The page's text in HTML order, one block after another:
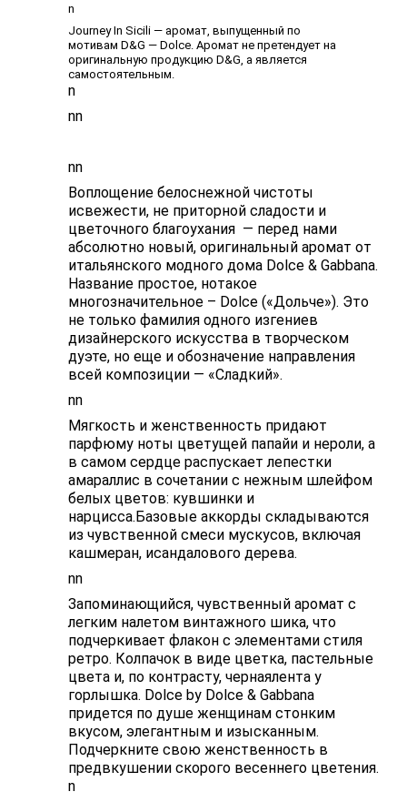
n
Journey In Sicili — аромат, выпущенный по
мотивам D&G — Dolce. Аромат не претендует на
оригинальную продукцию D&G, а является
самостоятельным.
n
nn
nn
Воплощение белоснежной чистоты
исвежести, не приторной сладости и
цветочного благоухания — перед нами
абсолютно новый, оригинальный аромат от
итальянского модного дома Dolce & Gabbana.
Название простое, нотакое
многозначительное – Dolce («Дольче»). Это
не только фамилия одного изгениев
дизайнерского искусства в творческом
дуэте, но еще и обозначение направления
всей композиции — «Сладкий».
nn
Мягкость и женственность придают
парфюму ноты цветущей папайи и нероли, а
в самом сердце распускает лепестки
амараллис в сочетании с нежным шлейфом
белых цветов: кувшинки и
нарцисса.Базовые аккорды складываются
из чувственной смеси мускусов, включая
кашмеран, исандалового дерева.
nn
Запоминающийся, чувственный аромат с
легким налетом винтажного шика, что
подчеркивает флакон с элементами стиля
ретро. Колпачок в виде цветка, пастельные
цвета и, по контрасту, чернаялента у
горлышка. Dolce by Dolce & Gabbana
придется по душе женщинам стонким
вкусом, элегантным и изысканным.
Подчеркните свою женственность в
предвкушении скорого весеннего цветения.
n